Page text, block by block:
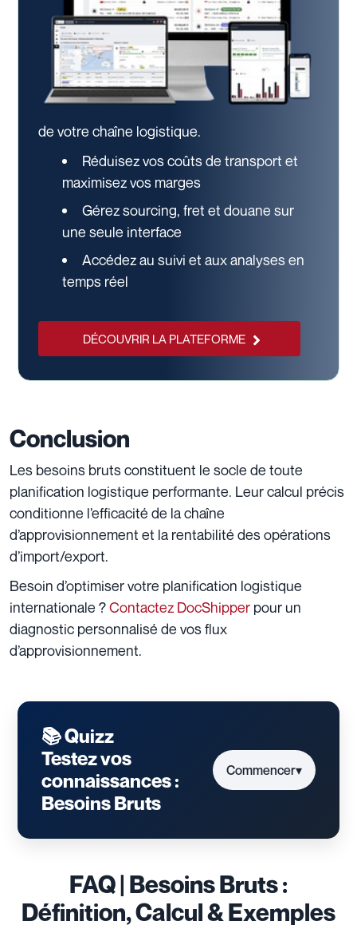
de votre chaîne logistique.
Réduisez vos coûts de transport et
maximisez vos marges
Gérez sourcing, fret et douane sur
une seule interface
Accédez au suivi et aux analyses en
temps réel
DÉCOUVRIR LA PLATEFORME
Conclusion
Les besoins bruts constituent le socle de toute
planification logistique performante. Leur calcul précis
conditionne l’efficacité de la chaîne
d’approvisionnement et la rentabilité des opérations
d’import/export.
Besoin d’optimiser votre planification logistique
internationale ?Contactez DocShipper pour un
diagnostic personnalisé de vos flux
d’approvisionnement.
📚 Quizz
Testez vos
connaissances :
Besoins Bruts
Commencer▾
FAQ | Besoins Bruts :
Définition, Calcul & Exemples